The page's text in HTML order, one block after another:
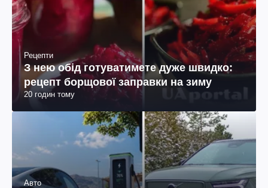
Рецепти
З нею обід готуватимете дуже швидко:
рецепт борщової заправки на зиму
20 годин тому
Авто